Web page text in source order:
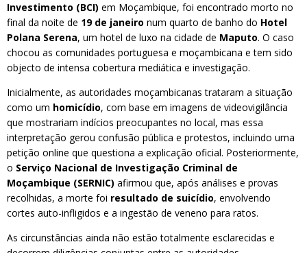
Investimento (BCI) em Moçambique, foi encontrado morto no
final da noite de 19 de janeiro num quarto de banho do Hotel
Polana Serena, um hotel de luxo na cidade de Maputo. O caso
chocou as comunidades portuguesa e moçambicana e tem sido
objecto de intensa cobertura mediática e investigação.
Inicialmente, as autoridades moçambicanas trataram a situação
como um homicídio, com base em imagens de videovigilância
que mostrariam indícios preocupantes no local, mas essa
interpretação gerou confusão pública e protestos, incluindo uma
petição online que questiona a explicação oficial. Posteriormente,
o Serviço Nacional de Investigação Criminal de
Moçambique (SERNIC) afirmou que, após análises e provas
recolhidas, a morte foi resultado de suicídio, envolvendo
cortes auto-infligidos e a ingestão de veneno para ratos.
As circunstâncias ainda não estão totalmente esclarecidas e